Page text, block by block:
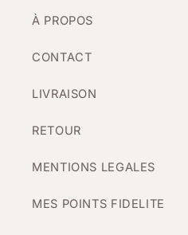
À PROPOS
CONTACT
LIVRAISON
RETOUR
MENTIONS LEGALES
MES POINTS FIDELITE